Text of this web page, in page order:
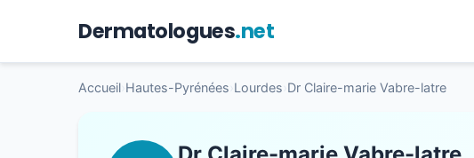
Dermatologues.net
Accueil Hautes-Pyrénées Lourdes Dr Claire-marie Vabre-latre